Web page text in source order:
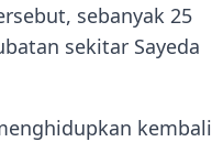
sebanyak 25
sekitar Sayeda
kembali